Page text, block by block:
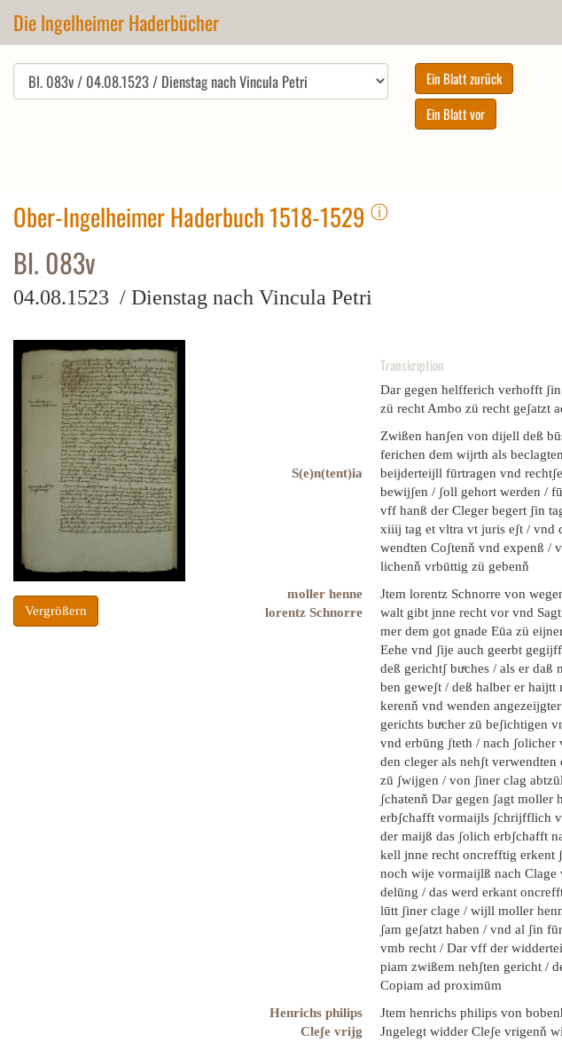
Die Ingelheimer Haderbücher
Ober-Ingelheimer Haderbuch 1518-1529 ⓘ
Bl. 083v
04.08.1523 / Dienstag nach Vincula Petri
Vergrößern
Transkription
Dar gegen helfferich verhofft
zü recht Ambo zü recht geʃatzt
Zwißen hanʃen von dijell deß
ferichen dem wijrth als
S(e)n(tent)ia
beijderteijll fūrtragen vnd
bewijʃen / ʃoll gehort werden /
vff hanß der Cleger begert ʃin
xiiij tag et vltra vt juris eʃt / vnd
wendten Coʃtenň vnd expenß /
lichenň vrbūttig zü gebenň
moller henne
Jtem lorentz Schnorre von
lorentz Schnorre
walt gibt jnne recht vor vnd
mer dem got gnade Eūa zü
Eehe vnd ʃije auch geerbt
deß gerichtʃ buͤches / als er
ben geweʃt / deß halber er
kerenň vnd wenden
gerichts buͤcher zū beʃichtigen
vnd erbūng ʃteth / nach
den cleger als nehʃt
zū ʃwijgen / von ʃiner clag
ʃchatenň Dar gegen ʃagt moller
erbʃchafft vormaijls ʃchrijfflich
der maijß das ʃolich erbʃchafft
kell jnne recht oncrefftig erkent
noch wije vormaijlß nach
delūng / das werd erkant
lūtt ʃiner clage / wijll moller
ʃam geʃatzt haben / vnd al ʃin
vmb recht / Dar vff der
piam zwißem nehʃten gericht /
Copiam ad proximūm
Henrichs philips
Jtem henrichs philips von
Cleʃe vrijg
Jngelegt widder Cleʃe vrigenň